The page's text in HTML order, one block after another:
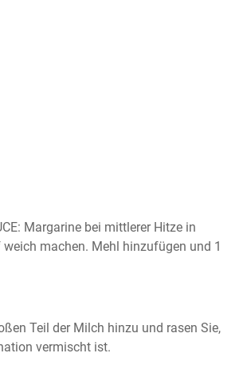
Margarine bei mittlerer Hitze in
machen. Mehl hinzufügen und 1
Teil der Milch hinzu und rasen Sie,
vermischt ist.